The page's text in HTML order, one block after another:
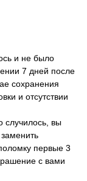
и не было
7 дней после
сохранения
и отсутствии
вы
первые 3
с вами